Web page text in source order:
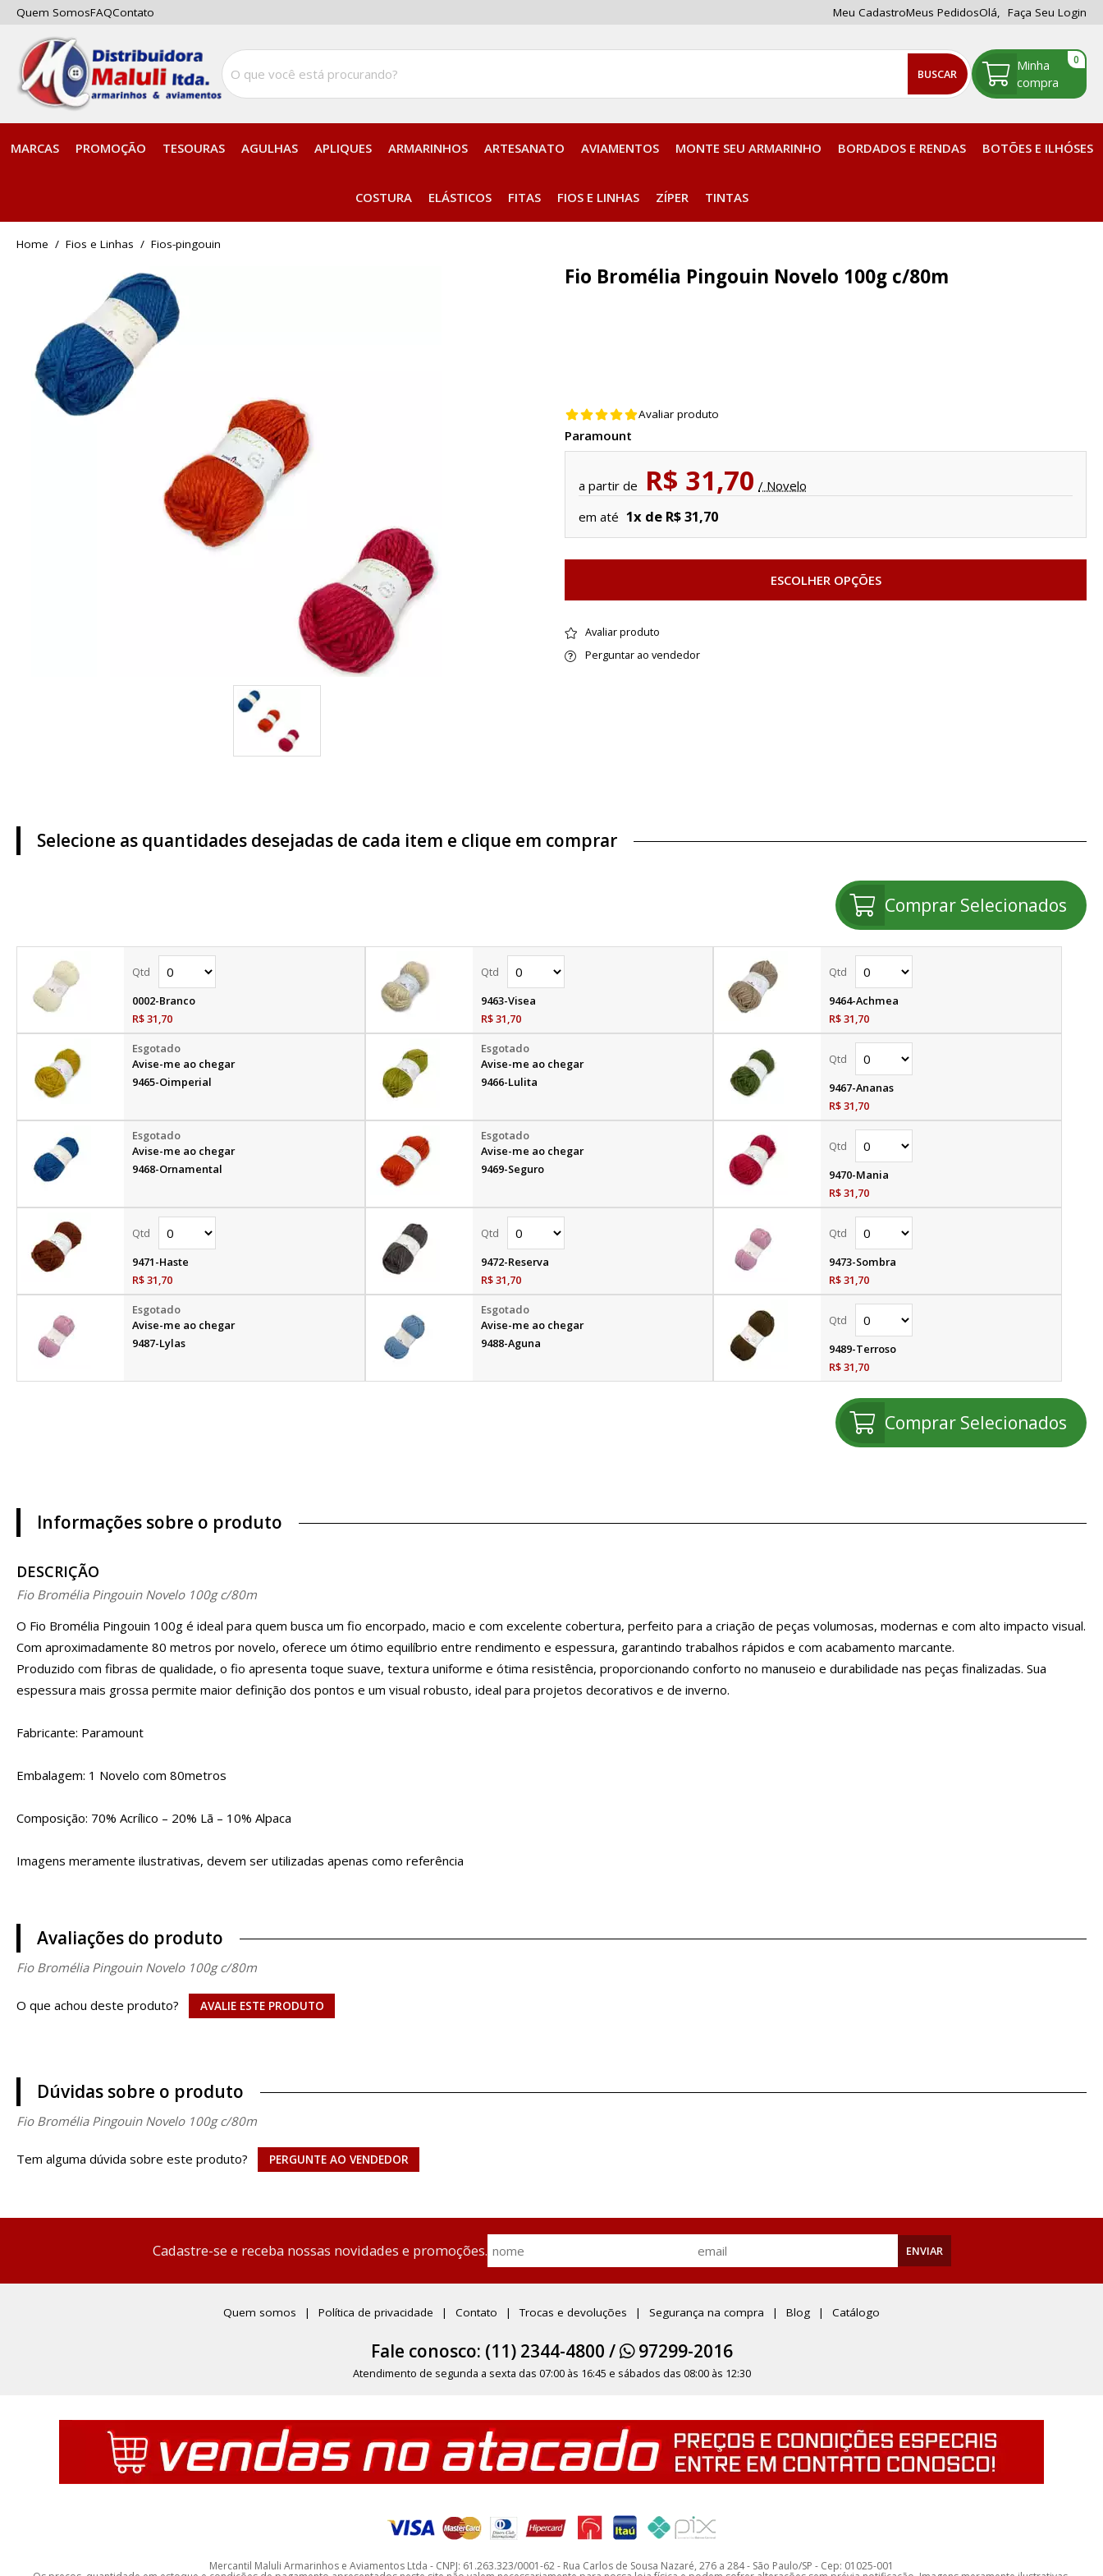
Quem SomosFAQContato Meu CadastroMeus PedidosOlá, Faça Seu Login
BUSCAR
0
MARCAS PROMOÇÃO TESOURAS AGULHAS APLIQUES ARMARINHOS ARTESANATO AVIAMENTOS MONTE SEU ARMARINHO BORDADOS E RENDAS BOTÕES E ILHÓSES
COSTURA ELÁSTICOS FITAS FIOS E LINHAS ZÍPER TINTAS
home Fios e Linhas fios-pingouin
Fio Bromélia Pingouin Novelo 100g c/80m
Avaliar produto
Paramount
a partir de R$ 31,70 / Novelo
em até 1x de R$ 31,70
ESCOLHER OPÇÕES
Avaliar produto
Perguntar ao vendedor
Selecione as quantidades desejadas de cada item e clique em comprar
Comprar Selecionados
0002-Branco
R$ 31,70
9463-Visea
R$ 31,70
9464-Achmea
R$ 31,70
Avise-me ao chegar
9465-Oimperial
Avise-me ao chegar
9466-Lulita
9467-Ananas
R$ 31,70
Avise-me ao chegar
9468-Ornamental
Avise-me ao chegar
9469-Seguro
9470-Mania
R$ 31,70
9471-Haste
R$ 31,70
9472-Reserva
R$ 31,70
9473-Sombra
R$ 31,70
Avise-me ao chegar
9487-Lylas
Avise-me ao chegar
9488-Aguna
9489-Terroso
R$ 31,70
Comprar Selecionados
Informações sobre o produto
DESCRIÇÃO
Fio Bromélia Pingouin Novelo 100g c/80m
O Fio Bromélia Pingouin 100g é ideal para quem busca um fio encorpado, macio e com excelente cobertura, perfeito para a criação de peças volumosas, modernas e com alto impacto visual.
Com aproximadamente 80 metros por novelo, oferece um ótimo equilíbrio entre rendimento e espessura, garantindo trabalhos rápidos e com acabamento marcante.
Produzido com fibras de qualidade, o fio apresenta toque suave, textura uniforme e ótima resistência, proporcionando conforto no manuseio e durabilidade nas peças finalizadas. Sua
espessura mais grossa permite maior definição dos pontos e um visual robusto, ideal para projetos decorativos e de inverno.
Fabricante: Paramount
Embalagem: 1 Novelo com 80metros
Composição: 70% Acrílico – 20% Lã – 10% Alpaca
Imagens meramente ilustrativas, devem ser utilizadas apenas como referência
Avaliações do produto
Fio Bromélia Pingouin Novelo 100g c/80m
O que achou deste produto? AVALIE ESTE PRODUTO
Dúvidas sobre o produto
Fio Bromélia Pingouin Novelo 100g c/80m
Tem alguma dúvida sobre este produto? PERGUNTE AO VENDEDOR
Cadastre-se e receba nossas novidades e promoções. ENVIAR
Quem somos Política de privacidade Contato Trocas e devoluções Segurança na compra Blog Catálogo
Fale conosco: (11) 2344-4800 / 97299-2016
Atendimento de segunda a sexta das 07:00 às 16:45 e sábados das 08:00 às 12:30
Mercantil Maluli Armarinhos e Aviamentos Ltda - CNPJ: 61.263.323/0001-62 - Rua Carlos de Sousa Nazaré, 276 a 284 - São Paulo/SP - Cep: 01025-001